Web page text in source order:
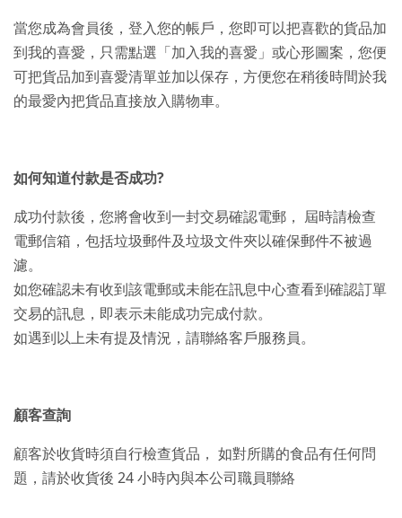
當您成為會員後，登入您的帳戶，您即可以把喜歡的貨品加
到我的喜愛，只需點選「加入我的喜愛」或心形圖案，您便
可把貨品加到喜愛清單並加以保存，方便您在稍後時間於我
的最愛內把貨品直接放入購物車。
如何知道付款是否成功?
成功付款後，您將會收到一封交易確認電郵， 屆時請檢查
電郵信箱，包括垃圾郵件及垃圾文件夾以確保郵件不被過
濾。
如您確認未有收到該電郵或未能在訊息中心查看到確認訂單
交易的訊息，即表示未能成功完成付款。
如遇到以上未有提及情況，請聯絡客戶服務員。
顧客查詢
顧客於收貨時須自行檢查貨品， 如對所購的食品有任何問
題，請於收貨後 24 小時內與本公司職員聯絡